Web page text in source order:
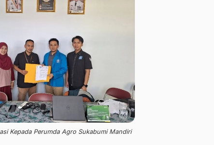
Kepada Perumda Agro Sukabumi Mandiri